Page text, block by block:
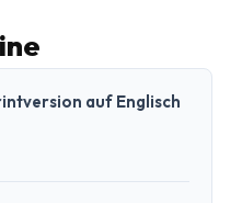
auf Englisch